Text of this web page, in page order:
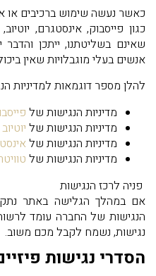
כאשר נעשה שימוש ברכיבים או
כגון פייסבוק, אינסטגרם,
שאינם בשליטתנו, ייתכן
אנשים בעלי מוגבלויות שאין
להלן מספר דוגמאות למדיניות
מדיניות הנגישות של
מדיניות הנגישות של יוטיוב
מדיניות הנגישות של
מדיניות הנגישות של
פניה לרכז הנגישות
אם במהלך הגלישה באתר
הנגישות של החברה עומד
נגישות, נשמח לקבל מכם משוב.
הסדרי נגישות